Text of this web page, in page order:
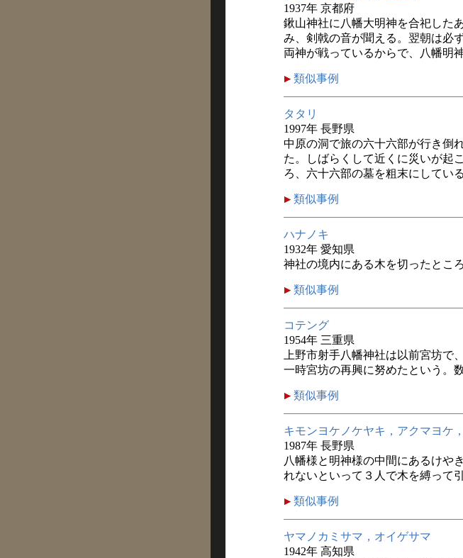
1937年 京都府
鍬山神社に八幡大明神を合祀した
み、剣戟の音が聞える。翌朝は必
両神が戦っているからで、八幡明
類似事例
タタリ
1997年 長野県
中原の洞で旅の六十六部が行き倒
た。しばらくして近くに災いが起
ろ、六十六部の墓を粗末にしてい
類似事例
ハナノキ
1932年 愛知県
神社の境内にある木を切ったとこ
類似事例
コテング
1954年 三重県
上野市射手八幡神社は以前宮坊で
一時宮坊の再興に努めたという。
類似事例
キモンヨケノケヤキ，アクマヨケ
1987年 長野県
八幡様と明神様の中間にあるけや
れないといって３人で木を縛って
類似事例
ヤマノカミサマ，オイゲサマ
1942年 高知県